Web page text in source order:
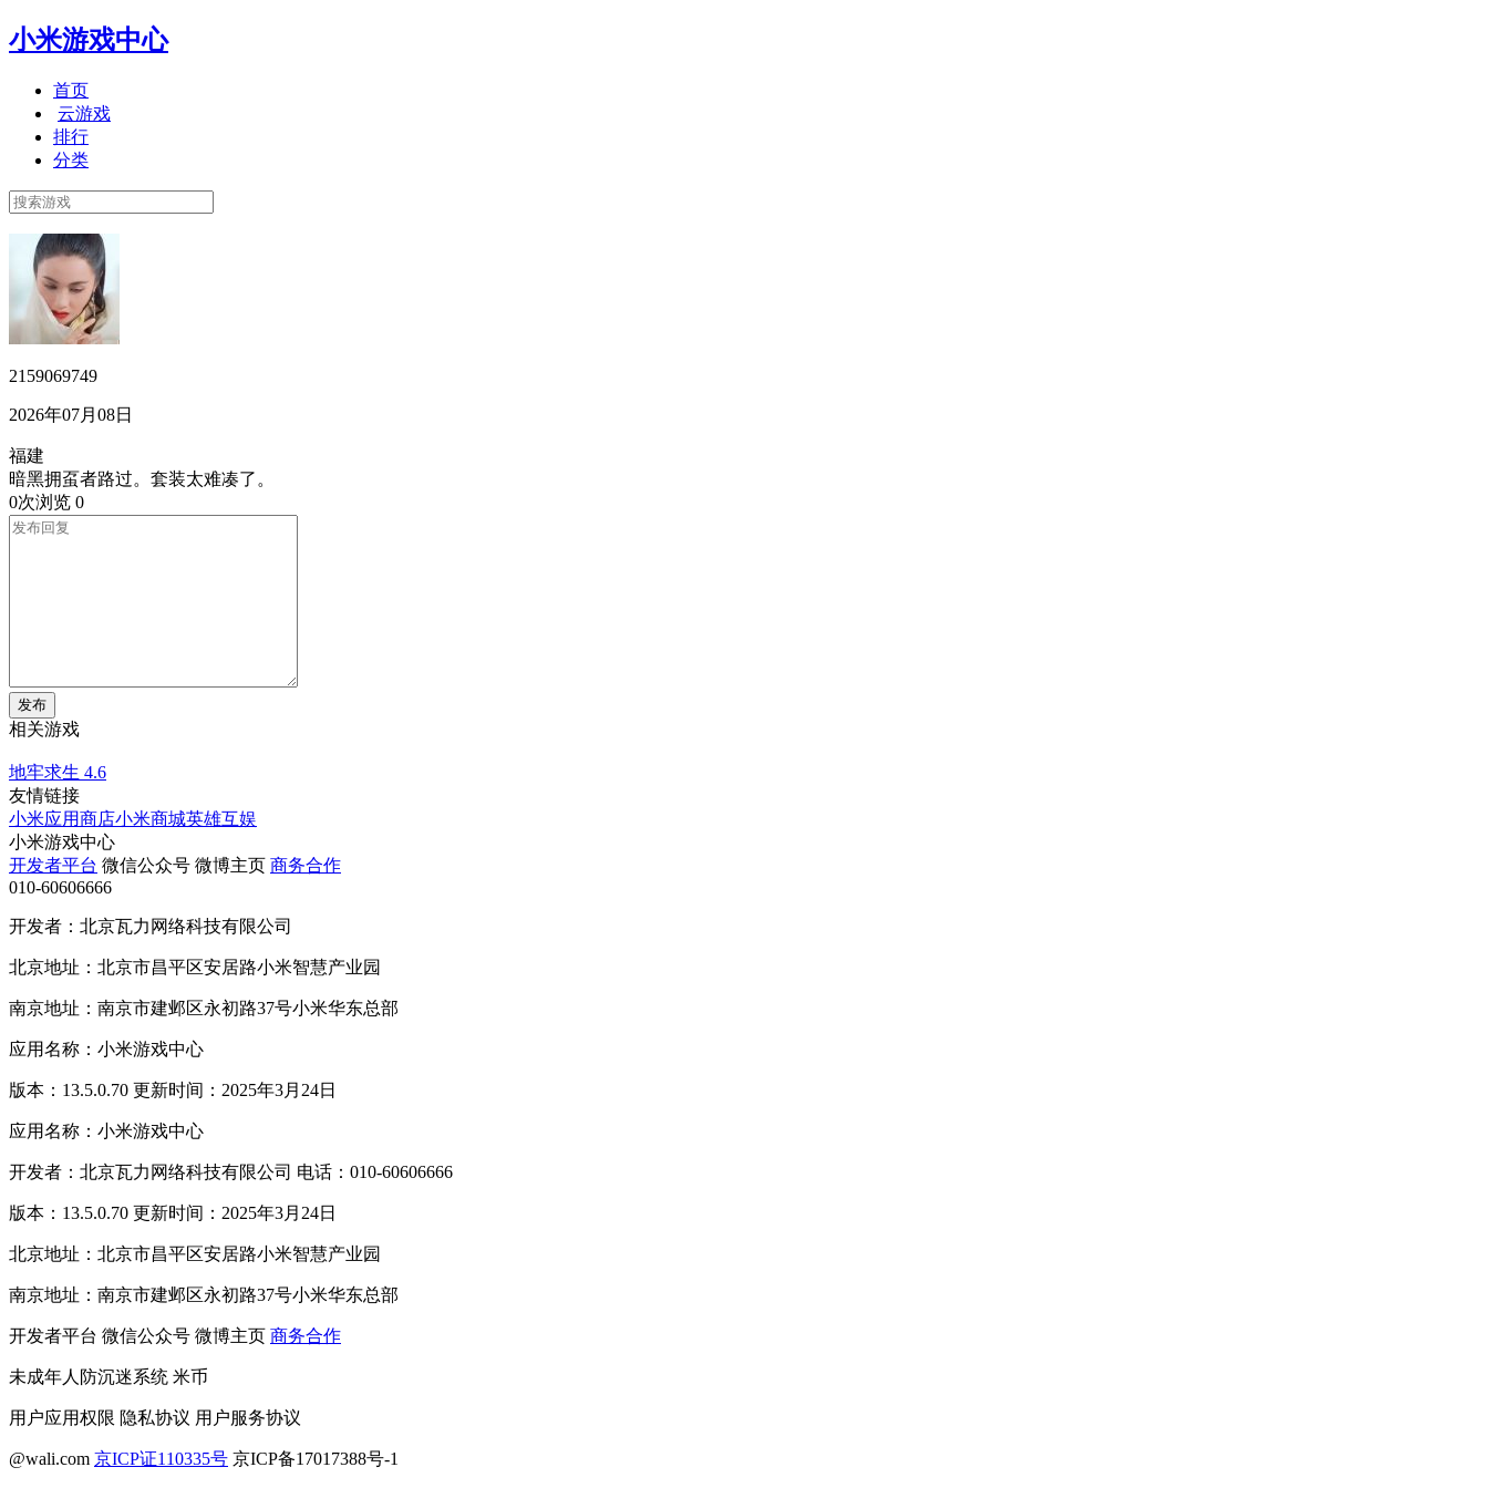
小米游戏中心
首页
云游戏
排行
分类
2159069749
2026年07月08日
福建
暗黑拥虿者路过。套装太难凑了。
0次浏览 0
发布
相关游戏
地牢求生 4.6
友情链接
小米应用商店小米商城英雄互娱
小米游戏中心
开发者平台 微信公众号 微博主页 商务合作
010-60606666
开发者：北京瓦力网络科技有限公司
北京地址：北京市昌平区安居路小米智慧产业园
南京地址：南京市建邺区永初路37号小米华东总部
应用名称：小米游戏中心
版本：13.5.0.70 更新时间：2025年3月24日
应用名称：小米游戏中心
开发者：北京瓦力网络科技有限公司 电话：010-60606666
版本：13.5.0.70 更新时间：2025年3月24日
北京地址：北京市昌平区安居路小米智慧产业园
南京地址：南京市建邺区永初路37号小米华东总部
开发者平台 微信公众号 微博主页 商务合作
未成年人防沉迷系统 米币
用户应用权限 隐私协议 用户服务协议
@wali.com 京ICP证110335号 京ICP备17017388号-1